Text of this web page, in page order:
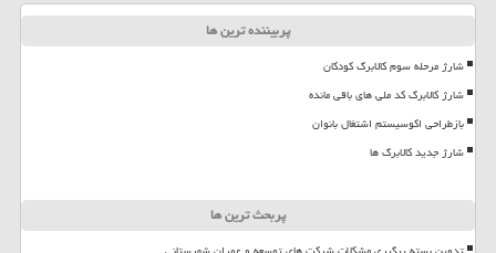
پربیننده ترین ها
شارژ مرحله سوم کالابرگ کودکان
شارژ کالابرگ کد ملی های باقی مانده
بازطراحی اکوسیستم اشتغال بانوان
شارژ جدید کالابرگ ها
پربحث ترین ها